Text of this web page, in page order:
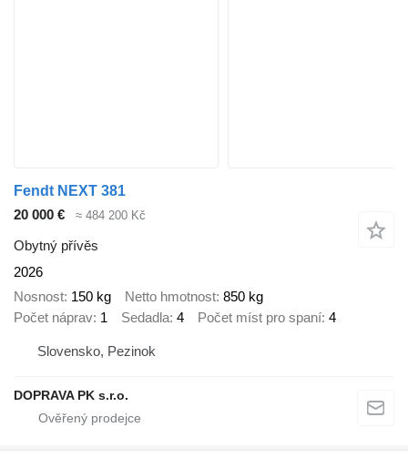
Fendt NEXT 381
20 000 €
≈ 484 200 Kč
Obytný přívěs
2026
Nosnost 150 kg Netto hmotnost 850 kg
Počet náprav 1 Sedadla 4 Počet míst pro spaní 4
Slovensko, Pezinok
DOPRAVA PK s.r.o.